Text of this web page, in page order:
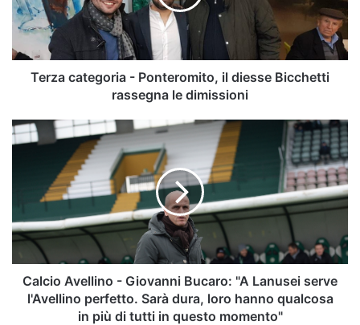
diesse
Bicchetti
rassegna
le
dimissioni
Terza categoria - Ponteromito, il diesse Bicchetti
rassegna le dimissioni
Calcio
Avellino
Bucaro:
Lanusei
serve
l'Avellino
perfetto.
Sarà
Calcio Avellino - Giovanni Bucaro: "A Lanusei serve
l'Avellino perfetto. Sarà dura, loro hanno qualcosa
in più di tutti in questo momento"